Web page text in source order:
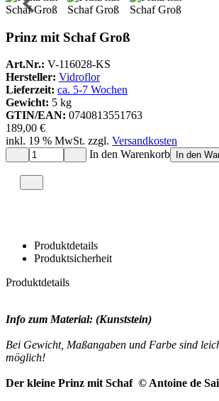
Prinz mit Schaf Groß
Art.Nr.: V-116028-KS
Hersteller: Vidroflor
Lieferzeit: ca. 5-7 Wochen
Gewicht: 5 kg
GTIN/EAN: 0740813551763
189,00 €
inkl. 19 % MwSt. zzgl. Versandkosten
In den Warenkorb
In den
Auf den Merkzettel
Produktdetails
Produktsicherheit
Produktdetails
Info zum Material: (Kunststein)
Bei Gewicht, Maßangaben und Farbe sind
möglich!
Der kleine Prinz mit Schaf © Antoine de